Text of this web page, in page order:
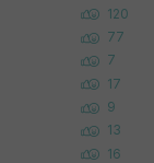
120
77
7
17
9
13
16